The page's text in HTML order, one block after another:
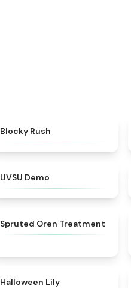
Blocky Rush
UVSU Demo
4.4
Spruted Oren Treatment
Halloween Lily